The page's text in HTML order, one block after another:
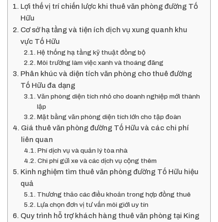
Lợi thế vị trí chiến lược khi thuê văn phòng đường Tố
Hữu
Cơ sở hạ tầng và tiện ích dịch vụ xung quanh khu
vực Tố Hữu
Hệ thống hạ tầng kỹ thuật đồng bộ
Môi trường làm việc xanh và thoáng đãng
Phân khúc và diện tích văn phòng cho thuê đường
Tố Hữu đa dạng
Văn phòng diện tích nhỏ cho doanh nghiệp mới thành
lập
Mặt bằng văn phòng diện tích lớn cho tập đoàn
Giá thuê văn phòng đường Tố Hữu và các chi phí
liên quan
Phí dịch vụ và quản lý tòa nhà
Chi phí gửi xe và các dịch vụ cộng thêm
Kinh nghiệm tìm thuê văn phòng đường Tố Hữu hiệu
quả
Thương thảo các điều khoản trong hợp đồng thuê
Lựa chọn đơn vị tư vấn môi giới uy tín
Quy trình hỗ trợ khách hàng thuê văn phòng tại King